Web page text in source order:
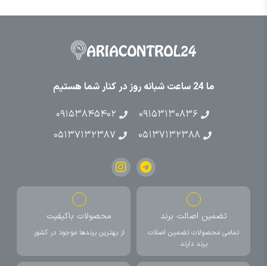
ما 24 ساعت شبانه روز در کنار شما هستیم
۰۹۱۵۳۱۳۰۸۳۶
۰۹۱۵۳۸۴۵۴۰۲
۰۵۱۳۷۱۳۲۳۸۸
۰۵۱۳۷۱۳۲۳۸۷
تضمین اصالت برند
تمامی محصولات تضمین اصلات
برند دارند
محصولات باکیفیت
از بهترین برندها موجود در کشور